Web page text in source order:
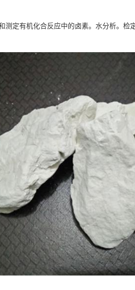
测定有机化合反应中的卤素。水分析。检